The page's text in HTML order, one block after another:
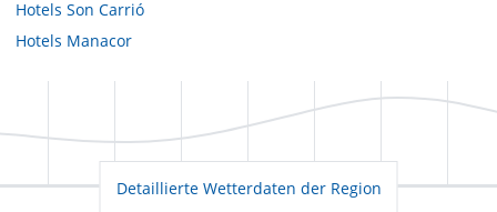
Hotels Son Carrió
Hotels Manacor
Detaillierte Wetterdaten der Region